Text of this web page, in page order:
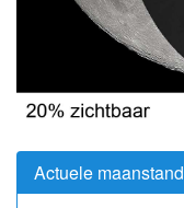
Actuele maanstand